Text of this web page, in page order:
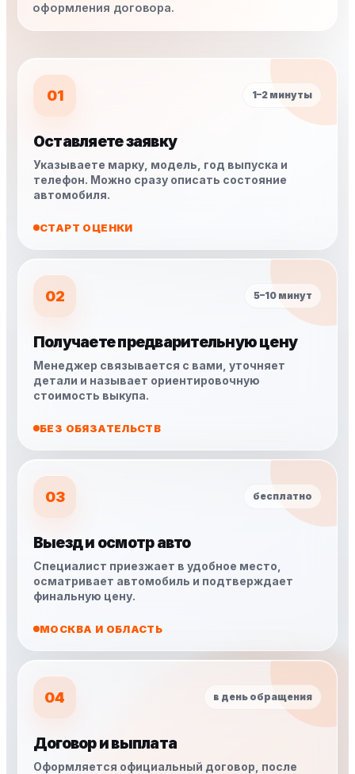
оформления договора.
01 1–2 минуты
Оставляете заявку
Указываете марку, модель, год выпуска и
телефон. Можно сразу описать состояние
автомобиля.
СТАРТ ОЦЕНКИ
02 5–10 минут
Получаете предварительную цену
Менеджер связывается с вами, уточняет
детали и называет ориентировочную
стоимость выкупа.
БЕЗ ОБЯЗАТЕЛЬСТВ
03 бесплатно
Выезд и осмотр авто
Специалист приезжает в удобное место,
осматривает автомобиль и подтверждает
финальную цену.
МОСКВА И ОБЛАСТЬ
04 в день обращения
Договор и выплата
Оформляется официальный договор, после